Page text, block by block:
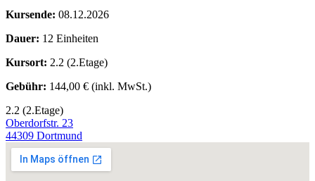
Kursende: 08.12.2026
Dauer: 12 Einheiten
Kursort: 2.2 (2.Etage)
Gebühr: 144,00 € (inkl. MwSt.)
2.2 (2.Etage)
Oberdorfstr. 23
44309 Dortmund